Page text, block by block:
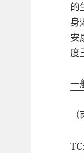
的
身
安
度
一